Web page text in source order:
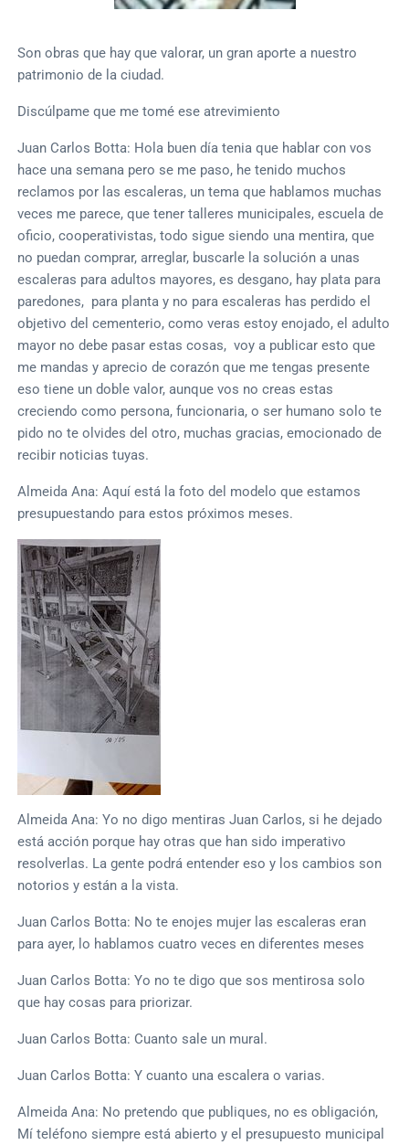
Son obras que hay que valorar, un gran aporte a nuestro
patrimonio de la ciudad.
Discúlpame que me tomé ese atrevimiento
Juan Carlos Botta: Hola buen día tenia que hablar con vos
hace una semana pero se me paso, he tenido muchos
reclamos por las escaleras, un tema que hablamos muchas
veces me parece, que tener talleres municipales, escuela de
oficio, cooperativistas, todo sigue siendo una mentira, que
no puedan comprar, arreglar, buscarle la solución a unas
escaleras para adultos mayores, es desgano, hay plata para
paredones, para planta y no para escaleras has perdido el
objetivo del cementerio, como veras estoy enojado, el adulto
mayor no debe pasar estas cosas, voy a publicar esto que
me mandas y aprecio de corazón que me tengas presente
eso tiene un doble valor, aunque vos no creas estas
creciendo como persona, funcionaria, o ser humano solo te
pido no te olvides del otro, muchas gracias, emocionado de
recibir noticias tuyas.
Almeida Ana: Aquí está la foto del modelo que estamos
presupuestando para estos próximos meses.
Almeida Ana: Yo no digo mentiras Juan Carlos, si he dejado
está acción porque hay otras que han sido imperativo
resolverlas. La gente podrá entender eso y los cambios son
notorios y están a la vista.
Juan Carlos Botta: No te enojes mujer las escaleras eran
para ayer, lo hablamos cuatro veces en diferentes meses
Juan Carlos Botta: Yo no te digo que sos mentirosa solo
que hay cosas para priorizar.
Juan Carlos Botta: Cuanto sale un mural.
Juan Carlos Botta: Y cuanto una escalera o varias.
Almeida Ana: No pretendo que publiques, no es obligación,
Mí teléfono siempre está abierto y el presupuesto municipal